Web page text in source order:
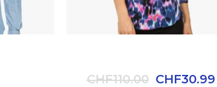
CHF110.00 CHF30.99